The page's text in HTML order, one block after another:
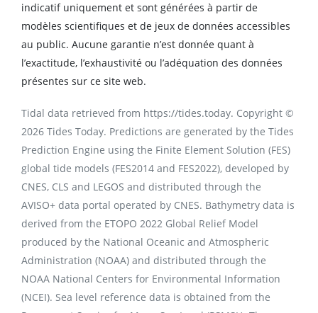
indicatif uniquement et sont générées à partir de
modèles scientifiques et de jeux de données accessibles
au public. Aucune garantie n’est donnée quant à
l’exactitude, l’exhaustivité ou l’adéquation des données
présentes sur ce site web.
Tidal data retrieved from https://tides.today. Copyright ©
2026 Tides Today. Predictions are generated by the Tides
Prediction Engine using the Finite Element Solution (FES)
global tide models (FES2014 and FES2022), developed by
CNES, CLS and LEGOS and distributed through the
AVISO+ data portal operated by CNES. Bathymetry data is
derived from the ETOPO 2022 Global Relief Model
produced by the National Oceanic and Atmospheric
Administration (NOAA) and distributed through the
NOAA National Centers for Environmental Information
(NCEI). Sea level reference data is obtained from the